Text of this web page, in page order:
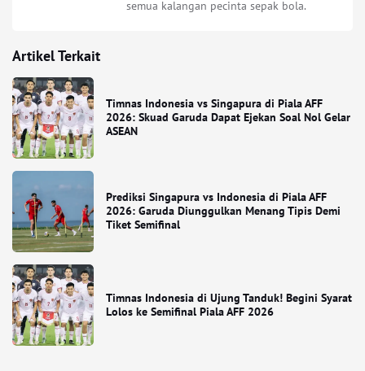
semua kalangan pecinta sepak bola.
Artikel Terkait
Timnas Indonesia vs Singapura di Piala AFF
2026: Skuad Garuda Dapat Ejekan Soal Nol Gelar
ASEAN
Prediksi Singapura vs Indonesia di Piala AFF
2026: Garuda Diunggulkan Menang Tipis Demi
Tiket Semifinal
Timnas Indonesia di Ujung Tanduk! Begini Syarat
Lolos ke Semifinal Piala AFF 2026